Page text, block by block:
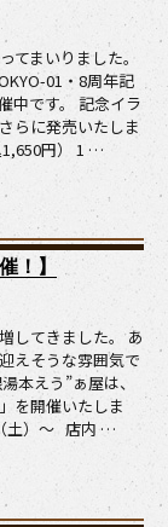
てまいりました。
01・8周年記
中です。 記念イラ
らに発売いたしま
円） 1 …
STORE TOKYO-
！】
してきました。 あ
えそうな雰囲気で
本えう”ぁ屋は、
を開催いたしま
土）～ 店内 …
ぽかフェア」開催！